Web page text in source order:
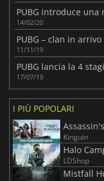
14/02/20
PUBG – clan in arrivo
11/11/19
PUBG lancia la 4
17/07/19
I PIÙ POPOLARI
Kinguin
Halo
LDShop
Mistfall